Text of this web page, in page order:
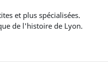
et plus spécialisées.
de l'histoire de Lyon.